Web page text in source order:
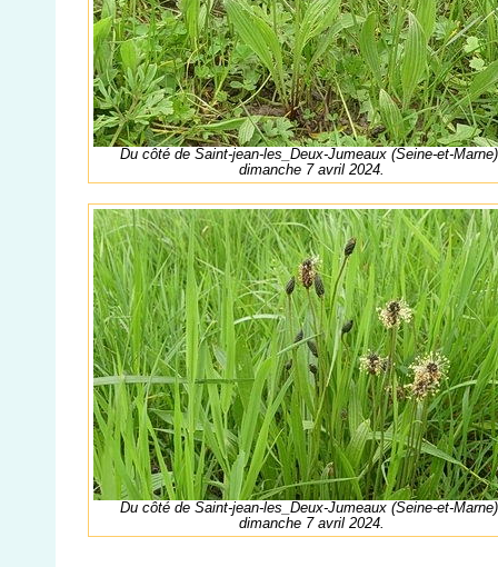
Du côté de Saint-jean-les_Deux-Jumeaux (Seine-et-
dimanche 7 avril 2024.
Du côté de Saint-jean-les_Deux-Jumeaux (Seine-et-
dimanche 7 avril 2024.